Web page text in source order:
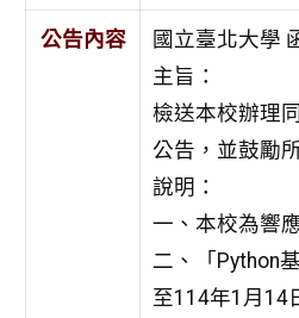
公告內容
國立臺北大學
主旨：
檢送本校辦理
公告，並鼓勵
說明：
一、本校為響
二、「Python
至114年1月14